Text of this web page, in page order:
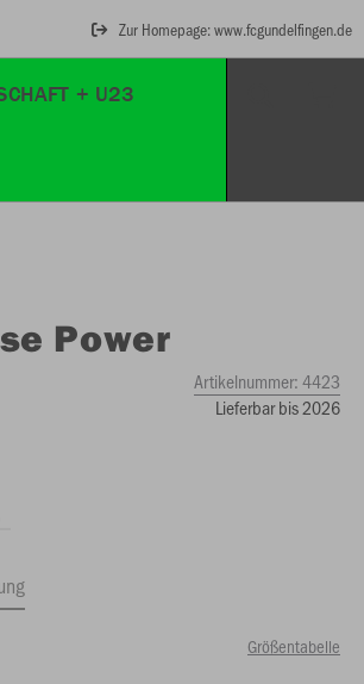
Zur Homepage: www.fcgundelfingen.de
+ U23
Power
Artikelnummer:4423
Lieferbar bis 2026
Größentabelle